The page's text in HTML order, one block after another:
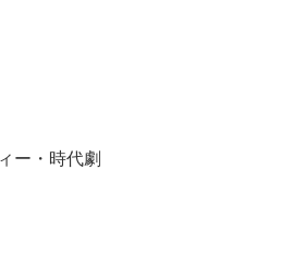
ー・時代劇